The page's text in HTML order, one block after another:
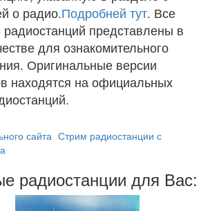
о радио.Подробней тут. Все
радиостанций представлены в
для ознакомительного
Оригинальные версии
находятся на официальных
сайта Стрим радиостанции с
радиостанции для Вас: